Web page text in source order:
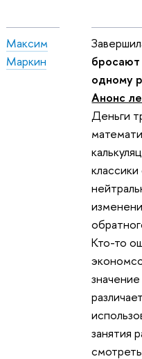
Максим
Маркин
бросают
одному
Анонс
Деньги
Кто-то
занятия